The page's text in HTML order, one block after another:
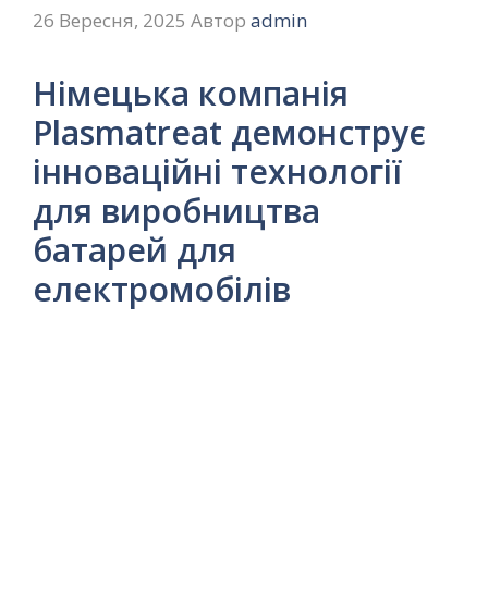
26 Вересня, 2025 Автор admin
Німецька компанія
Plasmatreat демонструє
інноваційні технології
для виробництва
батарей для
електромобілів